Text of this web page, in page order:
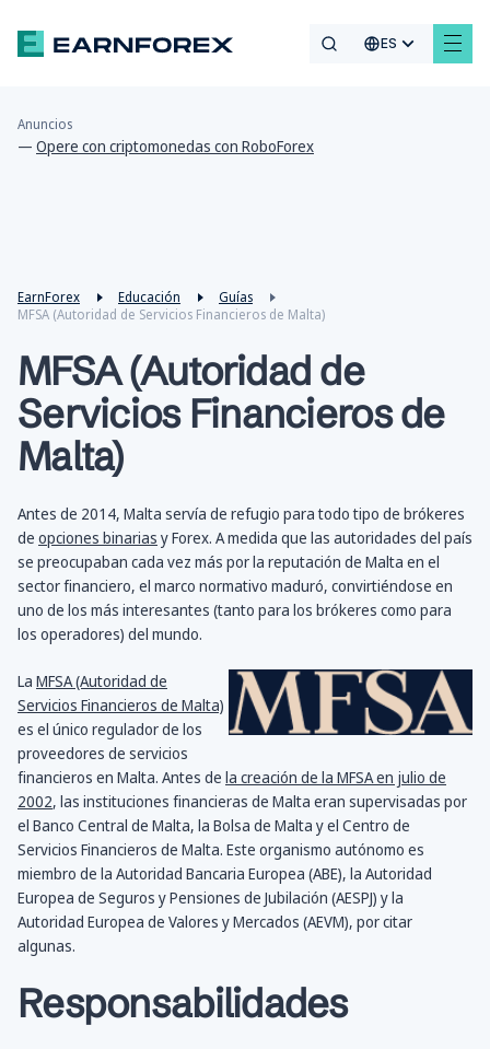
ES
Anuncios
— Opere con criptomonedas con RoboForex
EarnForex Educación
Guías
MFSA (Autoridad de Servicios Financieros de Malta)
MFSA (Autoridad de
Servicios Financieros de
Malta)
Antes de 2014, Malta servía de refugio para todo tipo de brókeres
de opciones binarias y Forex. A medida que las autoridades del país
se preocupaban cada vez más por la reputación de Malta en el
sector financiero, el marco normativo maduró, convirtiéndose en
uno de los más interesantes (tanto para los brókeres como para
los operadores) del mundo.
La MFSA (Autoridad de
Servicios Financieros de Malta)
es el único regulador de los
proveedores de servicios
financieros en Malta. Antes de la creación de la MFSA en julio de
2002, las instituciones financieras de Malta eran supervisadas por
el Banco Central de Malta, la Bolsa de Malta y el Centro de
Servicios Financieros de Malta. Este organismo autónomo es
miembro de la Autoridad Bancaria Europea (ABE), la Autoridad
Europea de Seguros y Pensiones de Jubilación (AESPJ) y la
Autoridad Europea de Valores y Mercados (AEVM), por citar
algunas.
Responsabilidades